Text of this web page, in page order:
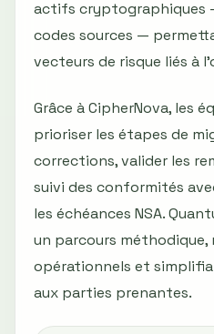
actifs cryptographiques
codes sources —
vecteurs de risque liés à
Grâce à CipherNova, les
prioriser les étapes de
corrections, valider les
suivi des conformités
les échéances NSA.
un parcours méthodique,
opérationnels et
aux parties prenantes.